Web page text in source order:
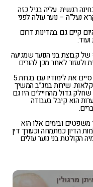
רגשית. עליה בגיל כזה
נעל”ה – נוער עולה לפני
קיים גם במדינות דרום
קבוצת בני הנוער שמגיעה
לאחר מכן להורים
אז סרגי קיבל הרבה תמיכה ועזרה בפנימיה וכך סיים את לימודיו עם בגרות 5
שירות במג”ב המשיך
גדול מהחיילים היו גם
הוא קיבל בעבודה
ובימים אלו הוא
הדיון כמתמחה וכעורך דין
הקולטת בני נוער עולים